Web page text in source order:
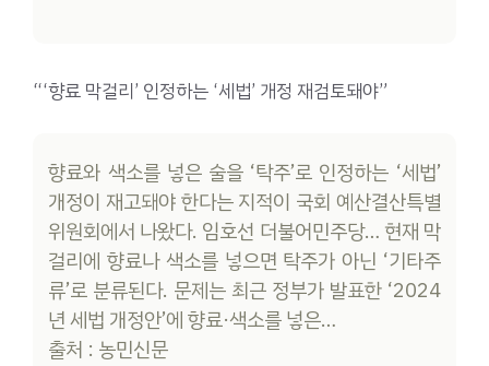
“‘향료 막걸리’ 인정하는 ‘세법’ 개정 재검토돼야”
향료와 색소를 넣은 술을 ‘탁주’로 인정하는 ‘세법’
개정이 재고돼야 한다는 지적이 국회 예산결산특별
위원회에서 나왔다. 임호선 더불어민주당… 현재 막
걸리에 향료나 색소를 넣으면 탁주가 아닌 ‘기타주
류’로 분류된다. 문제는 최근 정부가 발표한 ‘2024
년 세법 개정안’에 향료·색소를 넣은…
출처 : 농민신문